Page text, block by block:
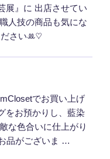
展』に 出店させてい
人技の商品も気にな
ださいꔛ‬♡
でお買い上げ
をお預かりし、藍染
な色合いに仕上がり
品がございま …